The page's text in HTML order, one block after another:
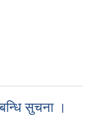
सुचना ।